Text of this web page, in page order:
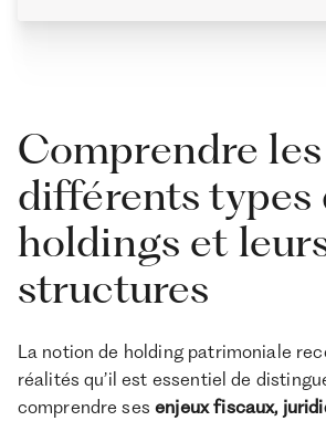
Comprendre les
différents types
holdings et
structures
La notion de holding patrimoniale
réalités qu’il est essentiel de
comprendre sesenjeux fiscaux,